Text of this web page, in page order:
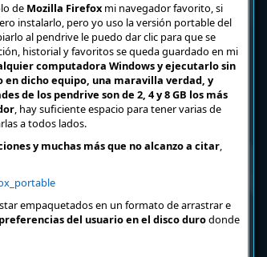
de Mozilla Firefoxmi navegador favorito, si
instalarlo, pero yo uso la versión portable del
al pendrive le puedo dar clic para que se
historial y favoritos se queda guardado en mi
computadora Windows y ejecutarlo sin
en dicho equipo, una maravilla verdad, y
de los pendrive son de 2, 4 y 8 GB los más
, hay suficiente espacio para tener varias de
a todos lados.
y muchas más que no alcanzo a citar,
empaquetados en un formato de arrastrar e
del usuario en el disco durodonde